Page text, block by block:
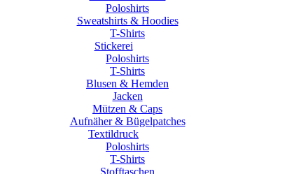
Poloshirts
Sweatshirts & Hoodies
T-Shirts
Stickerei
Poloshirts
T-Shirts
Blusen & Hemden
Jacken
Mützen & Caps
Aufnäher & Bügelpatches
Textildruck
Poloshirts
T-Shirts
Stofftaschen